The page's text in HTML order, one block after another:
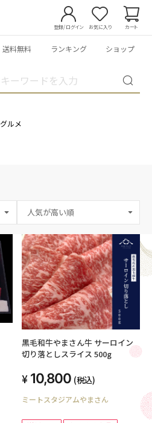
登録/ログイン お気に入り カート
送料無料 ランキング ショップ
グルメ
黒毛和牛やまさん牛 サーロイン
切り落としスライス 500g
10,800 (税込)
ミートスタジアムやまさん